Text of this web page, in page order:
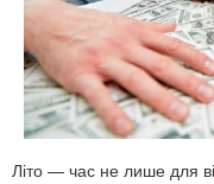
Літо — час не лише для